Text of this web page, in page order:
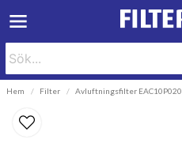
Hem Filter Avluftningsfilter EAC10P020